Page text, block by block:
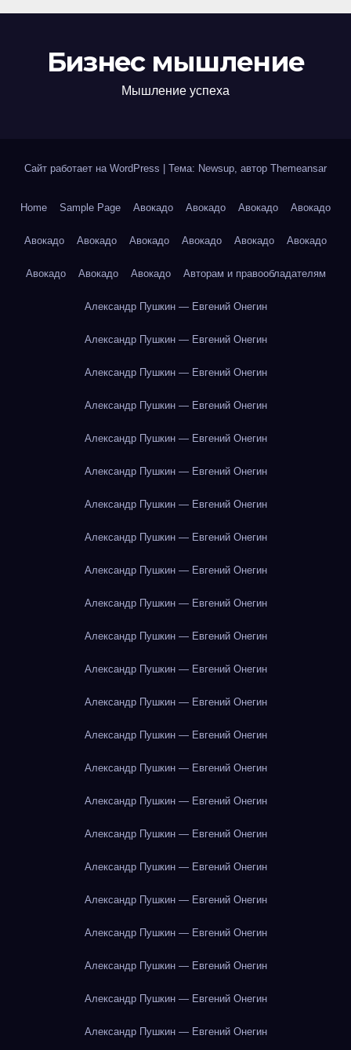
Бизнес мышление
Мышление успеха
Сайт работает на WordPress Тема: Newsup, автор Themeansar
Home Sample Page Авокадо Авокадо Авокадо Авокадо
Авокадо Авокадо Авокадо Авокадо Авокадо Авокадо
Авокадо Авокадо Авокадо Авторам и правообладателям
Александр Пушкин — Евгений Онегин
Александр Пушкин — Евгений Онегин
Александр Пушкин — Евгений Онегин
Александр Пушкин — Евгений Онегин
Александр Пушкин — Евгений Онегин
Александр Пушкин — Евгений Онегин
Александр Пушкин — Евгений Онегин
Александр Пушкин — Евгений Онегин
Александр Пушкин — Евгений Онегин
Александр Пушкин — Евгений Онегин
Александр Пушкин — Евгений Онегин
Александр Пушкин — Евгений Онегин
Александр Пушкин — Евгений Онегин
Александр Пушкин — Евгений Онегин
Александр Пушкин — Евгений Онегин
Александр Пушкин — Евгений Онегин
Александр Пушкин — Евгений Онегин
Александр Пушкин — Евгений Онегин
Александр Пушкин — Евгений Онегин
Александр Пушкин — Евгений Онегин
Александр Пушкин — Евгений Онегин
Александр Пушкин — Евгений Онегин
Александр Пушкин — Евгений Онегин